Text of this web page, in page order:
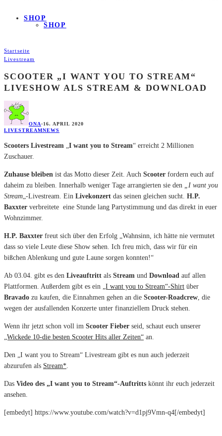
SHOP
SHOP
Startseite
Livestream
SCOOTER „I WANT YOU TO STREAM“
LIVESHOW ALS STREAM & DOWNLOAD
ONA·16. APRIL 2020
LIVESTREAMNEWS
Scooters Livestream „I want you to Stream“ erreicht 2 Millionen
Zuschauer.
Zuhause bleiben ist das Motto dieser Zeit. Auch Scooter fordern euch auf
daheim zu bleiben. Innerhalb weniger Tage arrangierten sie den „I want you
Stream„-Livestream. Ein Livekonzert das seinen gleichen sucht. H.P.
Baxxter verbreitete eine Stunde lang Partystimmung und das direkt in euer
Wohnzimmer.
H.P. Baxxter freut sich über den Erfolg „Wahnsinn, ich hätte nie vermutet
dass so viele Leute diese Show sehen. Ich freu mich, dass wir für ein
bißchen Ablenkung und gute Laune sorgen konnten!“
Ab 03.04. gibt es den Liveauftritt als Stream und Download auf allen
Plattformen. Außerdem gibt es ein „I want you to Stream“-Shirt über
Bravado zu kaufen, die Einnahmen gehen an die Scooter-Roadcrew, die
wegen der ausfallenden Konzerte unter finanziellem Druck stehen.
Wenn ihr jetzt schon voll im Scooter Fieber seid, schaut euch unserer
„Wickede 10-die besten Scooter Hits aller Zeiten“ an.
Den „I want you to Stream“ Livestream gibt es nun auch jederzeit
abzurufen als Stream*.
Das Video des „I want you to Stream“-Auftritts könnt ihr euch jederzeit
ansehen.
[embedyt] https://www.youtube.com/watch?v=d1pj9Vmn-q4[/embedyt]